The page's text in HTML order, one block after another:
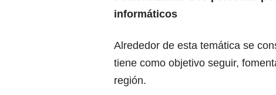
informáticos
Alrededor de esta temática se
tiene como objetivo seguir,
región.